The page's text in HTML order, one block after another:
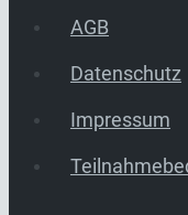
AGB
Datenschutz
Impressum